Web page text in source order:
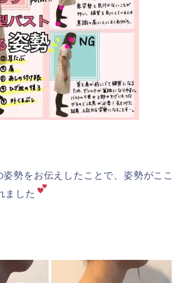
姿勢をお伝えしたことで、姿勢がここ
ました